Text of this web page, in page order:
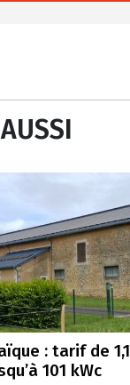
AUSSI
: tarif de 1,1
101 kWc